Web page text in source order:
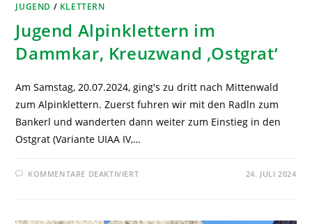
JUGEND / KLETTERN
Jugend Alpinklettern im
Dammkar, Kreuzwand ‚Ostgrat‘
Am Samstag, 20.07.2024, ging's zu dritt nach Mittenwald
zum Alpinklettern. Zuerst fuhren wir mit den Radln zum
Bankerl und wanderten dann weiter zum Einstieg in den
Ostgrat (Variante UIAA IV,…
KOMMENTARE DEAKTIVIERT 24. JULI 2024